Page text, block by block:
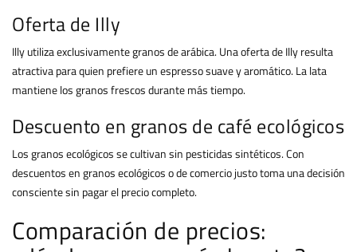
Oferta de Illy
Illy utiliza exclusivamente granos de arábica. Una oferta de Illy resulta
atractiva para quien prefiere un espresso suave y aromático. La lata
mantiene los granos frescos durante más tiempo.
Descuento en granos de café ecológicos
Los granos ecológicos se cultivan sin pesticidas sintéticos. Con
descuentos en granos ecológicos o de comercio justo toma una decisión
consciente sin pagar el precio completo.
Comparación de precios: